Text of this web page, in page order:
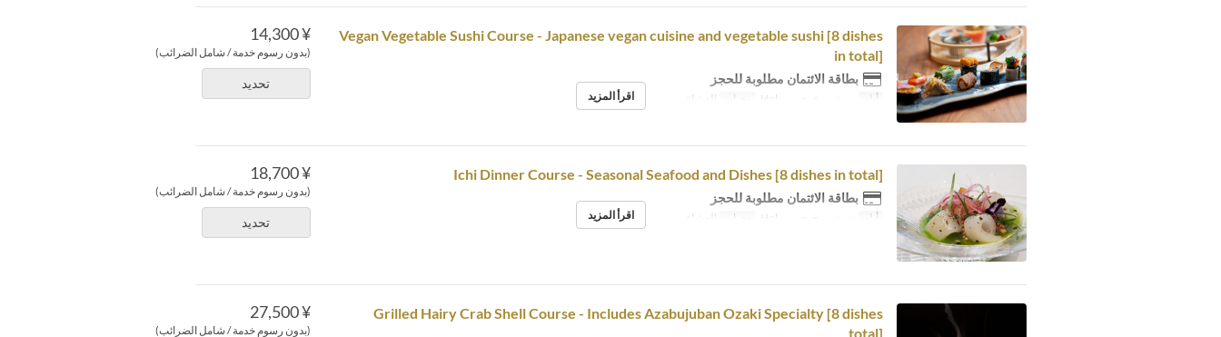
¥ 14,300
(بدون رسوم خدمة / شامل الضرائب)
تحديد
Vegan Vegetable Sushi Course - Japanese vegan cuisine and vegetable sushi [8 dishes
in total]
بطاقة الائتمان مطلوبة للحجز
أيام وجبات العشاء اقرأ المزيد
¥ 18,700
(بدون رسوم خدمة / شامل الضرائب)
تحديد
Ichi Dinner Course - Seasonal Seafood and Dishes [8 dishes in total]
بطاقة الائتمان مطلوبة للحجز
أيام وجبات العشاء اقرأ المزيد
¥ 27,500
(بدون رسوم خدمة / شامل الضرائب)
Grilled Hairy Crab Shell Course - Includes Azabujuban Ozaki Specialty [8 dishes
total]